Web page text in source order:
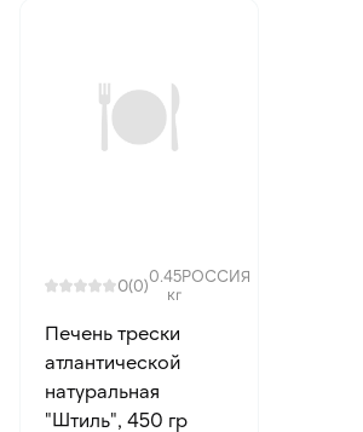
0(0)0.45
кг
РОССИЯ
Печень трески
атлантической
натуральная
"Штиль", 450 гр